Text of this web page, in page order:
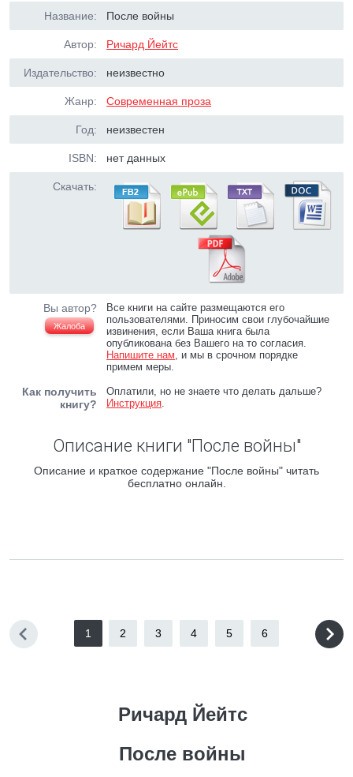
Название: После войны
Автор: Ричард Йейтс
Издательство: неизвестно
Жанр: Современная проза
Год: неизвестен
ISBN: нет данных
Скачать:
Вы автор?
Жалоба
Все книги на сайте размещаются его
пользователями. Приносим свои глубочайшие
извинения, если Ваша книга была
опубликована без Вашего на то согласия.
Напишите нам, и мы в срочном порядке
примем меры.
Как получить
книгу?
Оплатили, но не знаете что делать дальше?
Инструкция.
Описание книги "После войны"
Описание и краткое содержание "После войны" читать
бесплатно онлайн.
1 2 3 4 5 6
Ричард Йейтс
После войны